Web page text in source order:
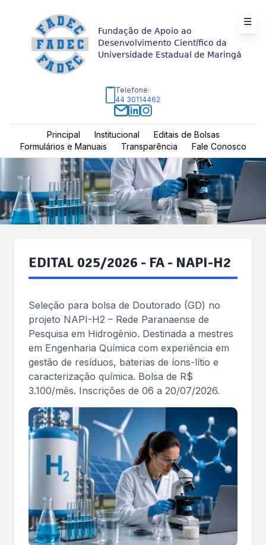
Fundação de Apoio ao
Desenvolvimento Científico da
Universidade Estadual de Maringá
Telefone:
44 30114462
Principal Institucional
Editais de Bolsas
Formulários e Manuais
Transparência Fale Conosco
EDITAL 025/2026 - FA - NAPI-H2
Seleção para bolsa de Doutorado (GD) no
projeto NAPI-H2 – Rede Paranaense de
Pesquisa em Hidrogênio. Destinada a mestres
em Engenharia Química com experiência em
gestão de resíduos, baterias de íons-lítio e
caracterização química. Bolsa de R$
3.100/mês. Inscrições de 06 a 20/07/2026.
☰